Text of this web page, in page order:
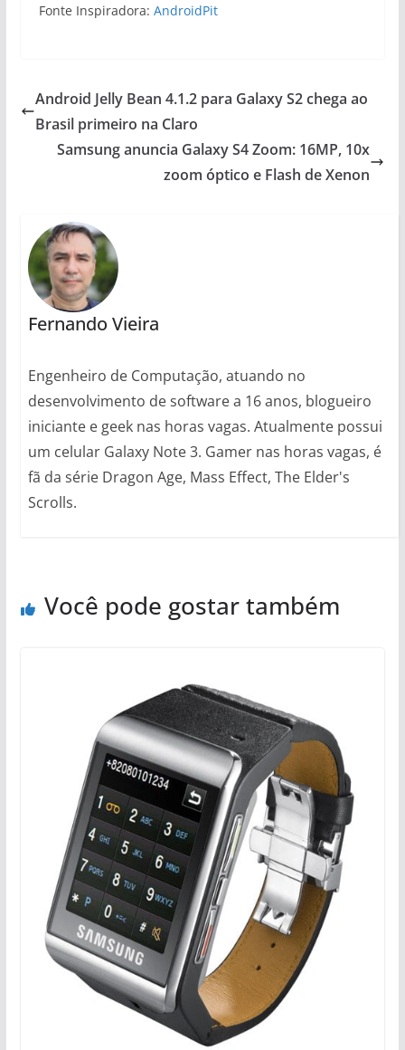
Fonte Inspiradora: AndroidPit
Android Jelly Bean 4.1.2 para Galaxy S2 chega ao
Brasil primeiro na Claro
Samsung anuncia Galaxy S4 Zoom: 16MP, 10x
zoom óptico e Flash de Xenon
Fernando Vieira
Engenheiro de Computação, atuando no
desenvolvimento de software a 16 anos, blogueiro
iniciante e geek nas horas vagas. Atualmente possui
um celular Galaxy Note 3. Gamer nas horas vagas, é
fã da série Dragon Age, Mass Effect, The Elder's
Scrolls.
Você pode gostar também